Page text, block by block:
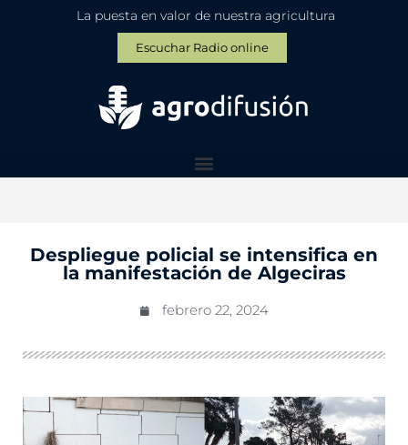
La puesta en valor de nuestra agricultura
Escuchar Radio online
Despliegue policial se intensifica en
la manifestación de Algeciras
febrero 22, 2024